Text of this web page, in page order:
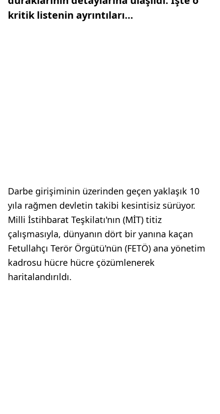
kritik listenin ayrıntıları…
Darbe girişiminin üzerinden geçen yaklaşık 10
yıla rağmen devletin takibi kesintisiz sürüyor.
Milli İstihbarat Teşkilatı'nın (MİT) titiz
çalışmasıyla, dünyanın dört bir yanına kaçan
Fetullahçı Terör Örgütü'nün (FETÖ) ana yönetim
kadrosu hücre hücre çözümlenerek
haritalandırıldı.